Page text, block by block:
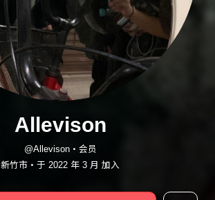
Allevison
@Allevison・会员
新竹市・于 2022 年 3 月 加入